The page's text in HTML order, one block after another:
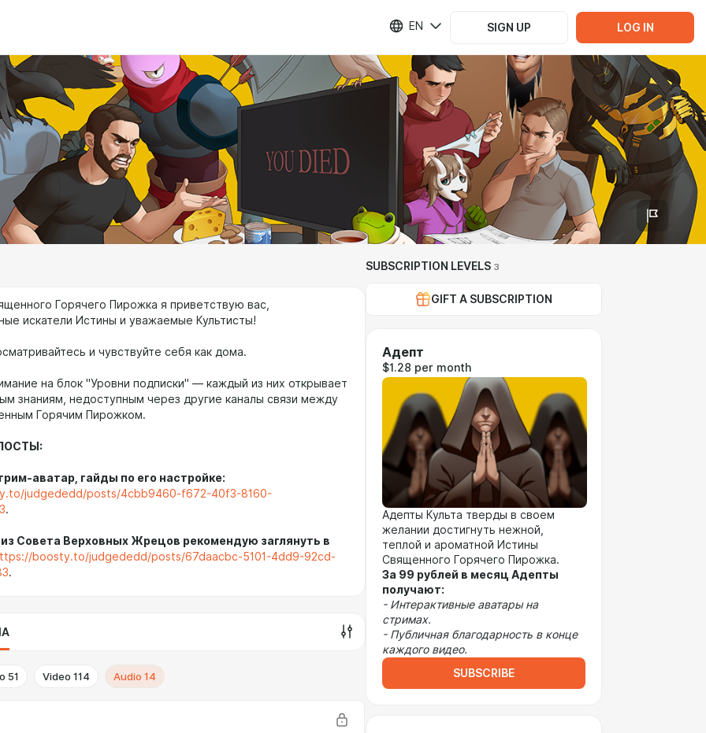
EN SIGN UP LOG IN
Горячего Пирожка я приветствую вас,
искатели Истины и уважаемые Культисты!
и чувствуйте себя как дома.
на блок "Уровни подписки" — каждый из них открывает
знаниям, недоступным через другие каналы связи между
Горячим Пирожком.
аватар, гайды по его настройке:
judgededd/posts/4cbb9460-f672-40f3-8160-
.
Совета Верховных Жрецов рекомендую заглянуть в
boosty.to/judgededd/posts/67daacbc-5101-4dd9-92cd-
.
51 Video 114 Audio 14
SUBSCRIPTION LEVELS 3
GIFT A SUBSCRIPTION
Адепт
$1.28 per month
Адепты Культа тверды в своем
желании достигнуть нежной,
теплой и ароматной Истины
Священного Горячего Пирожка.
За 99 рублей в месяц Адепты
получают:
- Интерактивные аватары на
стримах.
- Публичная благодарность в конце
каждого видео.
SUBSCRIBE